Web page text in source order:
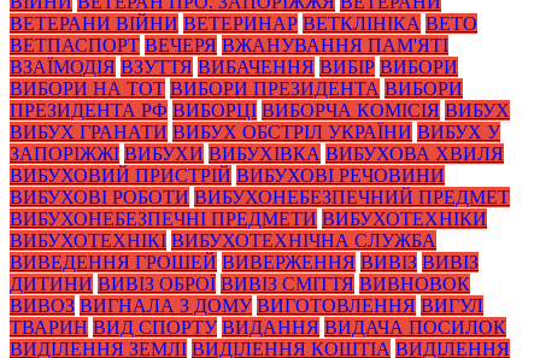
ВЕТЕРАНИ ВІЙНИ ВЕТЕРИНАР ВЕТКЛІНІКА ВЕТО
ВЕТПАСПОРТ ВЕЧЕРЯ ВЖАНУВАННЯ ПАМ'ЯТІ
ВЗАЇМОДІЯ ВЗУТТЯ ВИБАЧЕННЯ ВИБІР ВИБОРИ
ВИБОРИ НА ТОТ ВИБОРИ ПРЕЗИДЕНТА ВИБОРИ
ПРЕЗИДЕНТА РФ ВИБОРЦІ ВИБОРЧА КОМІСІЯ ВИБУХ
ВИБУХ ГРАНАТИ ВИБУХ ОБСТРІЛ УКРАЇНИ ВИБУХ У
ЗАПОРІЖЖІ ВИБУХИ ВИБУХІВКА ВИБУХОВА ХВИЛЯ
ВИБУХОВИЙ ПРИСТРІЙ ВИБУХОВІ РЕЧОВИНИ
ВИБУХОВІ РОБОТИ ВИБУХОНЕБЕЗПЕЧНИЙ ПРЕДМЕТ
ВИБУХОНЕБЕЗПЕЧНІ ПРЕДМЕТИ ВИБУХОТЕХНІКИ
ВИБУХОТЕХНІКІ ВИБУХОТЕХНІЧНА СЛУЖБА
ВИВЕДЕННЯ ГРОШЕЙ ВИВЕРЖЕННЯ ВИВІЗ ВИВІЗ
ДИТИНИ ВИВІЗ ОБРОЇ ВИВІЗ СМІТТЯ ВИВНОВОК
ВИВОЗ ВИГНАЛА З ДОМУ ВИГОТОВЛЕННЯ ВИГУЛ
ТВАРИН ВИД СПОРТУ ВИДАННЯ ВИДАЧА ПОСИЛОК
ВИДІЛЕННЯ ЗЕМЛІ ВИДІЛЕННЯ КОШТІА ВИДІЛЕННЯ